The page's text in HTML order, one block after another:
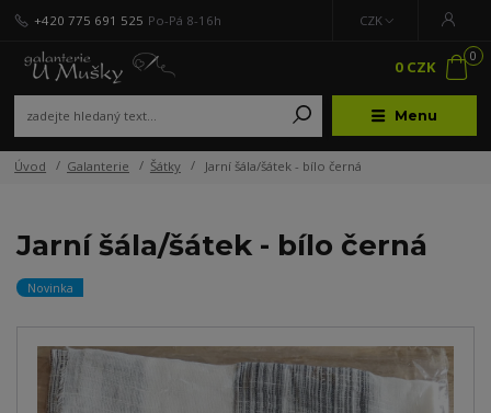
Menu
CZK
+420 775 691 525 Po-Pá 8-16h
0
0 CZK
Úvod Galanterie Šátky Jarní šála/šátek - bílo černá
Jarní šála/šátek - bílo černá
Novinka